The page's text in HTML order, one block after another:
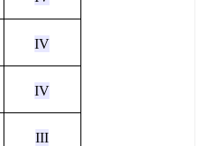
IV
IV
III